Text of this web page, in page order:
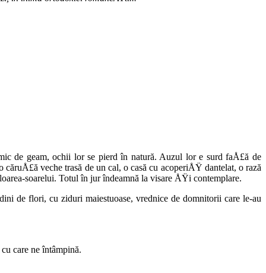
de geam, ochii lor se pierd în na­tură. Auzul lor e surd faÅ£ă de
veche trasă de un cal, o casă cu acoperiÅŸ dantelat, o rază
soarelui. Totul în jur îndeamnă la visare ÅŸi contemplare.
de flori, cu ziduri maiestuoase, vrednice de domnitorii care le-au
care ne întâmpină.